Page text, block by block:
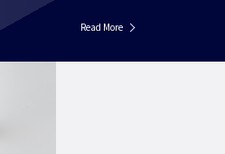
Read More